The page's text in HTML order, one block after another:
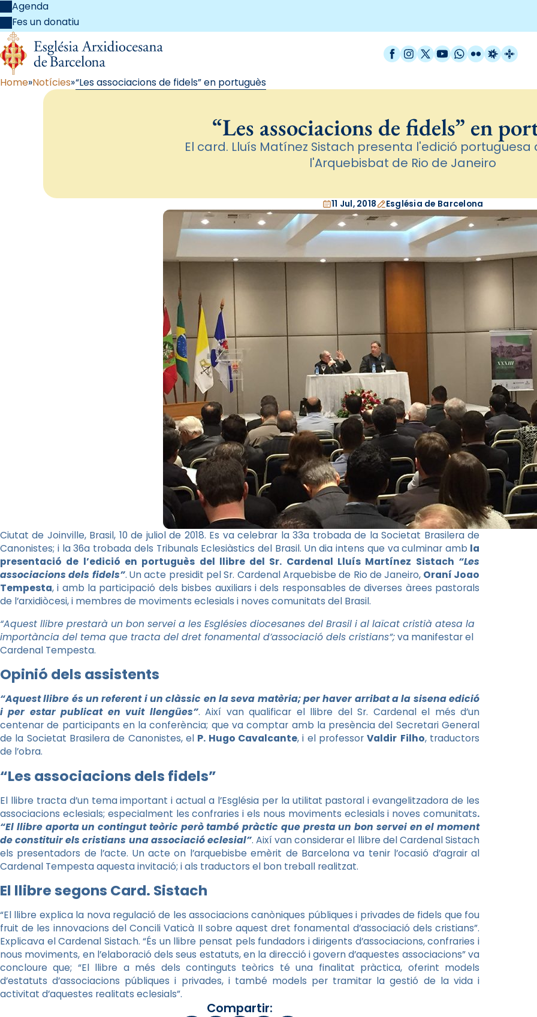
Agenda
Fes un donatiu
Facebook
Instagram
X / Twitter
YouTube
WhatsApp
FlickrRadio
Home Notícies “Les associacions de fidels” en portuguès
“Les associacions de fidels” en
El card. Lluís Matínez Sistach presenta l'edició portuguesa
l'Arquebisbat de Rio de Janeiro
11 Jul, 2018 Església de Barcelona
Ciutat de Joinville, Brasil, 10 de juliol de 2018. Es va celebrar la 33a trobada de la Societat Brasilera de
Canonistes; i la 36a trobada dels Tribunals Eclesiàstics del Brasil. Un dia intens que va culminar amb la
presentació de l’edició en portuguès del llibre del Sr. Cardenal Lluís Martínez Sistach “Les
associacions dels fidels”. Un acte presidit pel Sr. Cardenal Arquebisbe de Rio de Janeiro, Oraní Joao
Tempesta, i amb la participació dels bisbes auxiliars i dels responsables de diverses àrees pastorals
de l’arxidiòcesi, i membres de moviments eclesials i noves comunitats del Brasil.
“Aquest llibre prestarà un bon servei a les Esglésies diocesanes del Brasil i al laïcat cristià atesa la
importància del tema que tracta del dret fonamental d’associació dels cristians”;va manifestar el
Cardenal Tempesta.
Opinió dels assistents
“Aquest llibre és un referent i un clàssic en la seva matèria; per haver arribat a la sisena edició
i per estar publicat en vuit llengües”. Així van qualificar el llibre del Sr. Cardenal el més d’un
centenar de participants en la conferència; que va comptar amb la presència del Secretari General
de la Societat Brasilera de Canonistes, el P. Hugo Cavalcante, i el professorValdir Filho, traductors
de l’obra.
“Les associacions dels fidels”
El llibre tracta d’un tema important i actual a l’Església per la utilitat pastoral i evangelitzadora de les
associacions eclesials; especialment les confraries i els nous moviments eclesials i noves comunitats.
“El llibre aporta un contingut teòric però també pràctic que presta un bon servei en el moment
de constituir els cristians una associació eclesial”. Així van considerar el llibre del CardenalSistach
els presentadors de l’acte. Un acte on l’arquebisbe emèrit de Barcelona va tenir l’ocasió d’agrair al
Cardenal Tempesta aquesta invitació; i als traductors el bon treball realitzat.
El llibre segons Card. Sistach
“El llibre explica la nova regulació de les associacions canòniques públiques i privades de fidels que fou
fruit de les innovacions del Concili Vaticà II sobre aquest dret fonamental d’associació dels cristians”.
Explicava el Cardenal Sistach. “És un llibre pensat pels fundadors i dirigents d’associacions, confraries i
nous moviments, en l’elaboració dels seus estatuts, en la direcció i govern d’aquestes associacions” va
concloure que; “El llibre a més dels continguts teòrics té una finalitat pràctica, oferint models
d’estatuts d’associacions públiques i privades, i també models per tramitar la gestió de la vida i
activitat d’aquestes realitats eclesials”.
Compartir: